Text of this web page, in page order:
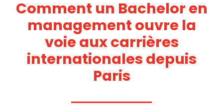
Comment un Bachelor en
management ouvre la
voie aux carrières
internationales depuis
Paris